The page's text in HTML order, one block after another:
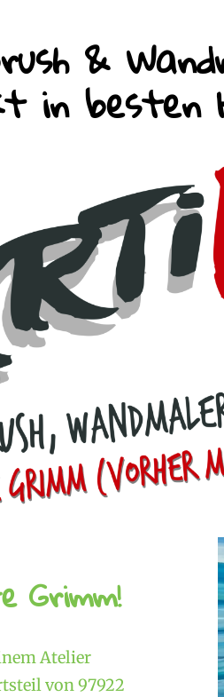
&
in besten
Grimm!
Atelier
von 97922